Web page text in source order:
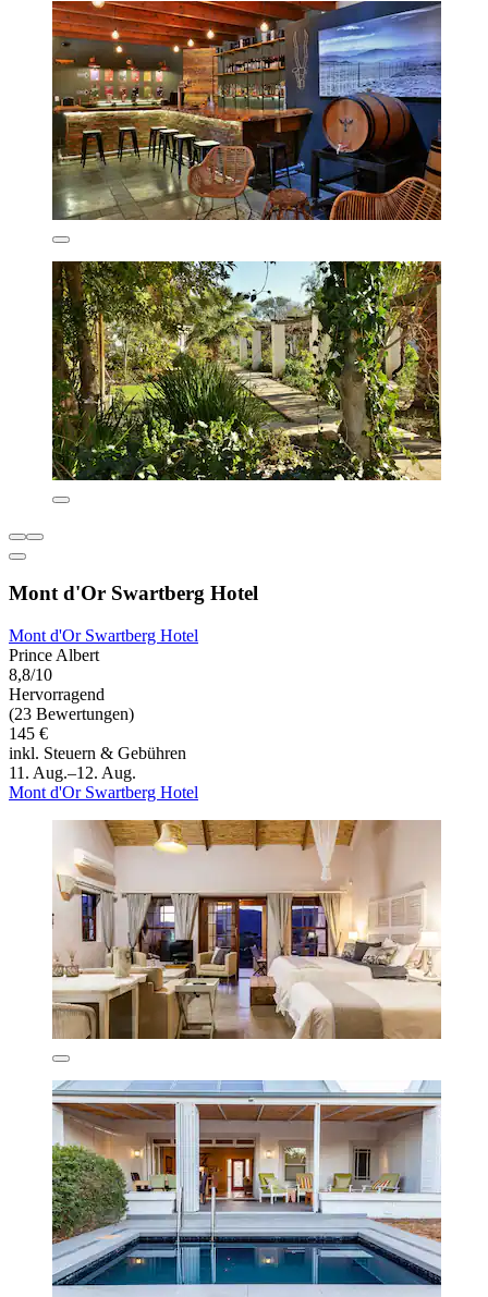
Mont d'Or Swartberg Hotel
Mont d'Or Swartberg Hotel
Prince Albert
8,8/10
Hervorragend
(23 Bewertungen)
145 €
inkl. Steuern & Gebühren
11. Aug.–12. Aug.
Mont d'Or Swartberg Hotel